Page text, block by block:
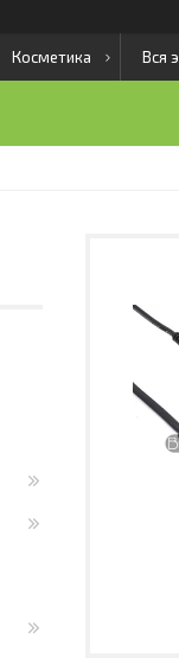
Косметика Вся